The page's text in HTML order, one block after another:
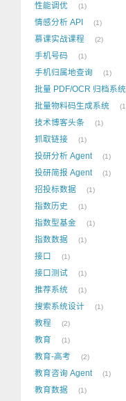
性能调优 1
情感分析 API 1
慕课实战课程 2
手机号码 1
手机归属地查询 1
批量 PDF/OCR 归档系统
批量物料码生成系统 1
技术博客头条 1
抓取链接 1
投研分析 Agent 1
投研简报 Agent 1
招投标数据 1
指数历史 1
指数型基金 1
指数数据 1
接口 1
接口测试 1
推荐系统 1
搜索系统设计 1
教程 2
教育 1
教育-高考 2
教育咨询 Agent 1
教育数据 1